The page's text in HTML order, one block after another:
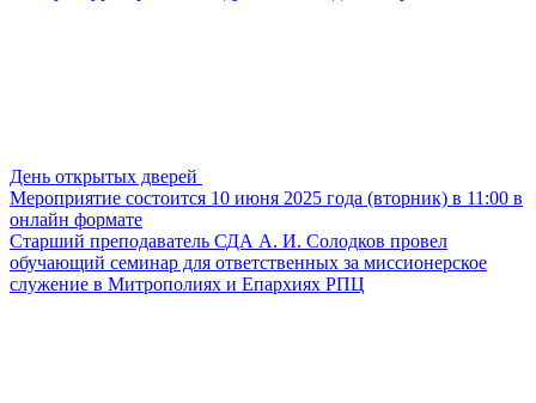
День открытых дверей
Мероприятие состоится 10 июня 2025 года (вторник) в 11:00 в
онлайн формате
Старший преподаватель СДА А. И. Солодков провел
обучающий семинар для ответственных за миссионерское
служение в Митрополиях и Епархиях РПЦ